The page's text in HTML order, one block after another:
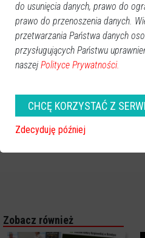
Zobacz również
do usunięcia danych, prawo do
prawo do przenoszenia danych.
przetwarzania Państwa danych
przysługujących Państwu
naszej Polityce Prywatności.
CHCĘ KORZYSTAĆ Z
Zdecyduję później